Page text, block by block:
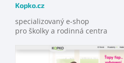
Kopko.cz
specializovaný e-shop
pro školky a rodinná centra